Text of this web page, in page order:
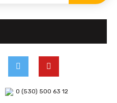
0 (530) 500 63 12